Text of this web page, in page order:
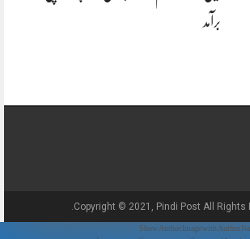
برآمد
Copyright © 2021, Pindi Post All Rights
// Show Author Image with Author